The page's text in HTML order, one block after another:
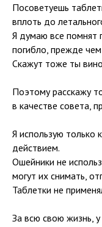
Посоветуешь
вплоть до
Я думаю все помнят
погибло, прежде
Скажут тоже ты
Поэтому расскажу
в качестве совета,
Я использую только
действием.
Ошейники не
могут их снимать,
Таблетки не
За всю свою жизнь,